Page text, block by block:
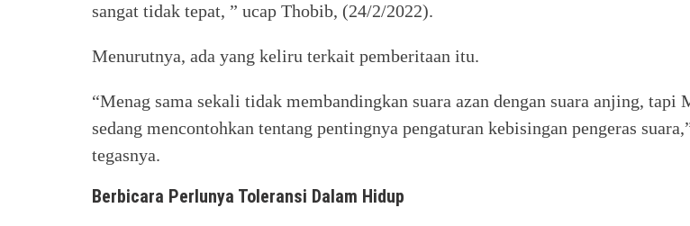
sangat tidak tepat, ” ucap Thobib, (24/2/2022).
Menurutnya, ada yang keliru terkait pemberitaan itu.
“Menag sama sekali tidak membandingkan suara azan dengan suara anjing, tapi
sedang mencontohkan tentang pentingnya pengaturan kebisingan pengeras
tegasnya.
Berbicara Perlunya Toleransi Dalam Hidup